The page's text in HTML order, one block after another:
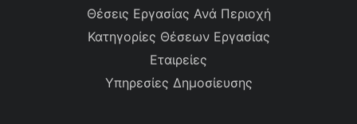
Θέσεις Εργασίας Ανά Περιοχή
Κατηγορίες Θέσεων Εργασίας
Εταιρείες
Υπηρεσίες Δημοσίευσης